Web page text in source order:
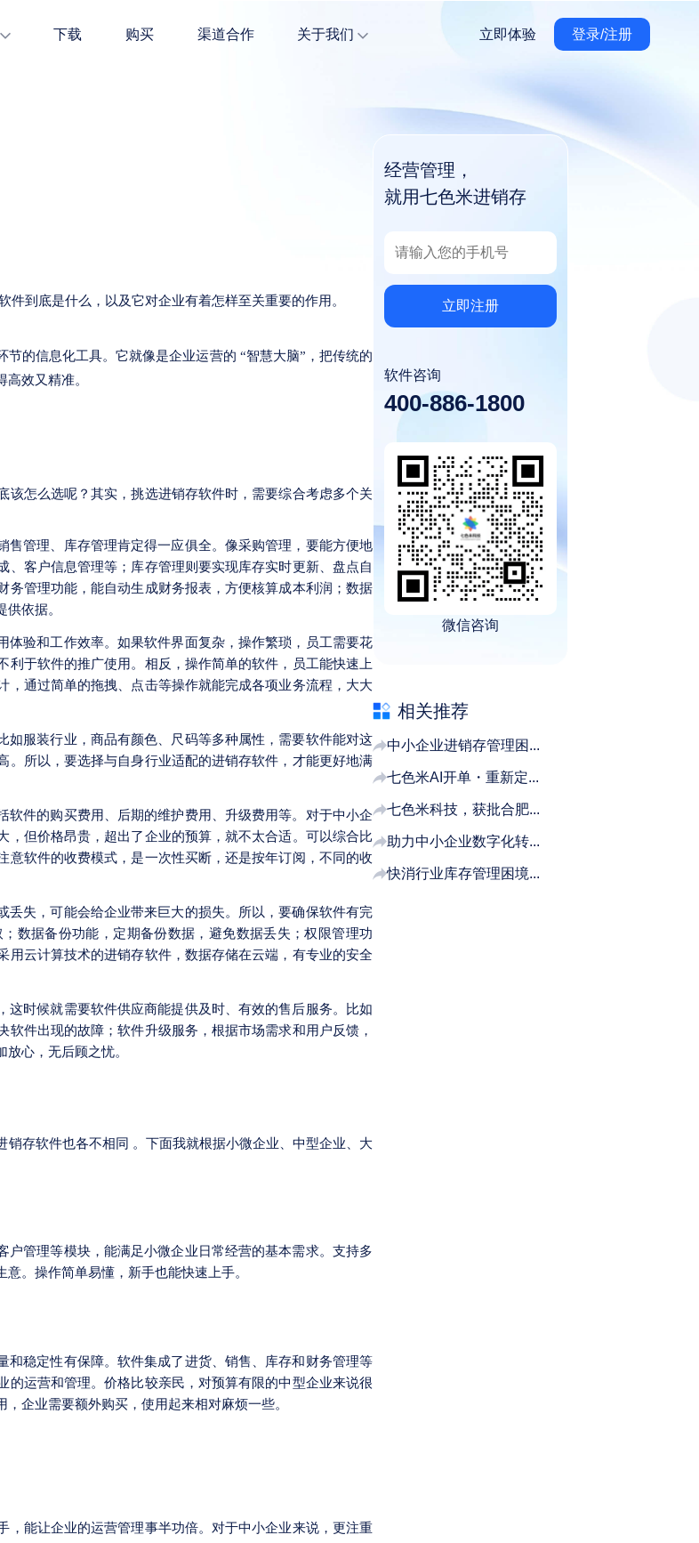
下载 购买 渠道合作 关于我们 立即体验 登录/注册
到底是什么，以及它对企业有着怎样至关重要的作用。
的信息化工具。它就像是企业运营的 “智慧大脑”，把传统的
效又精准。
怎么选呢？其实，挑选进销存软件时，需要综合考虑多个关
售管理、库存管理肯定得一应俱全。像采购管理，要能方便地
客户信息管理等；库存管理则要实现库存实时更新、盘点自
管理功能，能自动生成财务报表，方便核算成本利润；数据
依据。
体验和工作效率。如果软件界面复杂，操作繁琐，员工需要花
于软件的推广使用。相反，操作简单的软件，员工能快速上
通过简单的拖拽、点击等操作就能完成各项业务流程，大大
如服装行业，商品有颜色、尺码等多种属性，需要软件能对这
所以，要选择与自身行业适配的进销存软件，才能更好地满
软件的购买费用、后期的维护费用、升级费用等。对于中小企
但价格昂贵，超出了企业的预算，就不太合适。可以综合比
软件的收费模式，是一次性买断，还是按年订阅，不同的收
丢失，可能会给企业带来巨大的损失。所以，要确保软件有完
数据备份功能，定期备份数据，避免数据丢失；权限管理功
云计算技术的进销存软件，数据存储在云端，有专业的安全
这时候就需要软件供应商能提供及时、有效的售后服务。比如
件出现的故障；软件升级服务，根据市场需求和用户反馈，
心，无后顾之忧。
存软件也各不相同 。下面我就根据小微企业、中型企业、大
户管理等模块，能满足小微企业日常经营的基本需求。支持多
。操作简单易懂，新手也能快速上手。
和稳定性有保障。软件集成了进货、销售、库存和财务管理等
运营和管理。价格比较亲民，对预算有限的中型企业来说很
企业需要额外购买，使用起来相对麻烦一些。
能让企业的运营管理事半功倍。对于中小企业来说，更注重
经营管理，
就用七色米进销存
立即注册
软件咨询
400-886-1800
微信咨询
相关推荐
中小企业进销存管理困...
七色米AI开单・重新定...
七色米科技，获批合肥...
助力中小企业数字化转...
快消行业库存管理困境...